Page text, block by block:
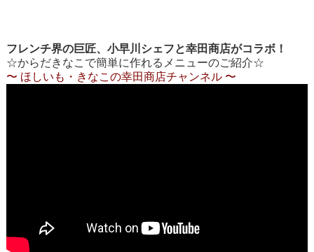
フレンチ界の巨匠、小早川シェフと幸田商店がコラボ！
☆からだきなこで簡単に作れるメニューのご紹介☆
〜 ほしいも・きなこの幸田商店チャンネル 〜